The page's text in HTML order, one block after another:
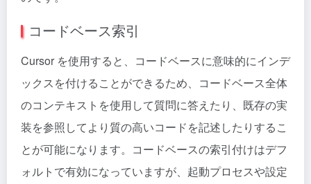
コードベース索引
Cursor を使用すると、コードベースに意味的にインデ
ックスを付けることができるため、コードベース全体
のコンテキストを使用して質問に答えたり、既存の実
装を参照してより質の高いコードを記述したりするこ
とが可能になります。コードベースの索引付けはデフ
ォルトで有効になっていますが、起動プロセスや設定